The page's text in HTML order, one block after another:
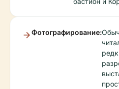
Фотографирование: